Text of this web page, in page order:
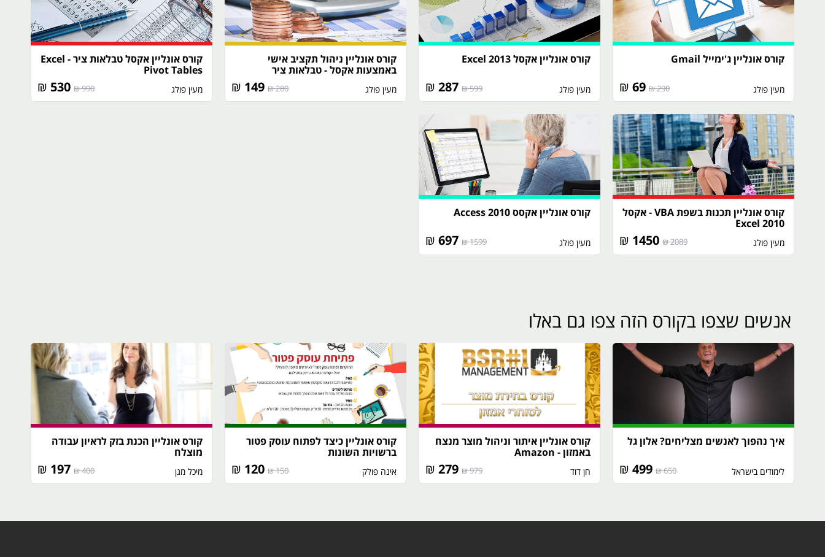
קורס אונליין ג'ימייל Gmail
מעין פולג 290 ₪
₪
קורס אונליין אקסל 2013 Excel
מעין פולג 599 ₪
₪
קורס אונליין ניהול תקציב אישי
באמצעות אקסל - טבלאות ציר
מעין פולג 280 ₪
₪
קורס אונליין אקסל טבלאות ציר - Excel
Pivot Tables
מעין פולג 990 ₪
₪
קורס אונליין תכנות בשפת VBA - אקסל
2010 Excel
מעין פולג 2089 ₪
₪
קורס אונליין אקסס 2010 Access
מעין פולג 1599 ₪
₪
אנשים שצפו בקורס הזה צפו גם באלו
איך נהפוך לאנשים מצליחים? אלון גל
לימודים בישראל 650 ₪
₪
קורס אונליין איתור וניהול מוצר מנצח
באמזון - Amazon
חן דוד 979 ₪
₪
קורס אונליין כיצד לפתוח עוסק פטור
ברשויות השונות
אינה פולק 150 ₪
₪
קורס אונליין הכנת בזק לראיון עבודה
מוצלח
מיכל מגן‎ 400 ₪
₪